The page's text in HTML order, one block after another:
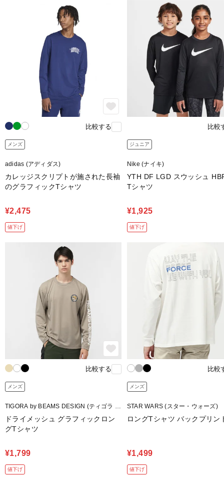
比較する
メンズ
adidas (アディダス)
カレッジスクリプトが施された長袖
のグラフィックTシャツ
¥2,475
値下げ
比較
ジュニア
Nike (ナイキ)
YTH DF LGD スウッシュ
Tシャツ
¥1,925
値下げ
比較する
メンズ
TIGORA by BEAMS DESIGN (ティゴラ バ
ドライメッシュ グラフィックロン
グTシャツ
¥1,799
値下げ
比較
メンズ
STAR WARS (スター・ウォーズ)
ロングTシャツ バックプリン
¥1,499
値下げ